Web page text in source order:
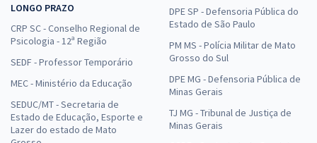
LONGO PRAZO
CRP SC - Conselho Regional de
Psicologia - 12ª Região
SEDF - Professor Temporário
MEC - Ministério da Educação
SEDUC/MT - Secretaria de
Estado de Educação, Esporte e
Lazer do estado de Mato
DPE SP - Defensoria Pública do
Estado de São Paulo
PM MS - Polícia Militar de Mato
Grosso do Sul
DPE MG - Defensoria Pública de
Minas Gerais
TJ MG - Tribunal de Justiça de
Minas Gerais